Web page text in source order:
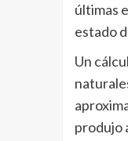
últimas
estado
Un
produjo